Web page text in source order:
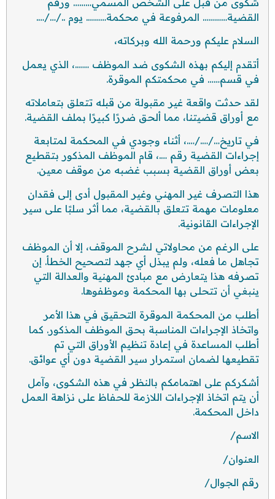
القضية………… المرفوعة في محكمة………. يوم ../…/….
السلام عليكم ورحمة الله وبركاته،
أتقدم إليكم بهذه الشكوى ضد الموظف …….، الذي يعمل
في قسم…… في محكمتكم الموقرة.
لقد حدثت واقعة غير مقبولة من قبله تتعلق بتعاملاته
مع أوراق قضيتنا، مما ألحق ضررًا كبيرًا بملف القضية.
في تاريخ…/…./….، أثناء وجودي في المحكمة لمتابعة
إجراءات القضية رقم ….، قام الموظف المذكور بتقطيع
بعض أوراق القضية بسبب غضبه من موقف معين.
هذا التصرف غير المهني وغير المقبول أدى إلى فقدان
معلومات مهمة تتعلق بالقضية، مما أثر سلبًا على سير
الإجراءات القانونية.
على الرغم من محاولاتي لشرح الموقف، إلا أن الموظف
تجاهل ما فعله، ولم يبذل أي جهد لتصحيح الخطأ. إن
تصرفه هذا يتعارض مع مبادئ المهنية والعدالة التي
ينبغي أن تتحلى بها المحكمة وموظفوها.
أطلب من المحكمة الموقرة التحقيق في هذا الأمر
واتخاذ الإجراءات المناسبة بحق الموظف المذكور. كما
أطلب المساعدة في إعادة تنظيم الأوراق التي تم
تقطيعها لضمان استمرار سير القضية دون أي عوائق.
أشكركم على اهتمامكم بالنظر في هذه الشكوى، وآمل
أن يتم اتخاذ الإجراءات اللازمة للحفاظ على نزاهة العمل
داخل المحكمة.
الاسم/
العنوان/
رقم الجوال/